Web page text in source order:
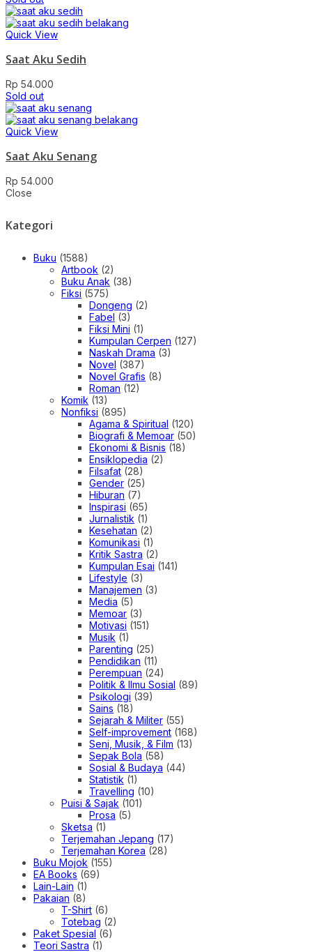
Quick View
Saat Aku Sedih
Rp 54.000
Sold out
Quick View
Saat Aku Senang
Rp 54.000
Close
Kategori
Buku (1588)
Artbook (2)
Buku Anak (38)
Fiksi (575)
Dongeng (2)
Fabel (3)
Fiksi Mini (1)
Kumpulan Cerpen (127)
Naskah Drama (3)
Novel (387)
Novel Grafis (8)
Roman (12)
Komik (13)
Nonfiksi (895)
Agama & Spiritual (120)
Biografi & Memoar (50)
Ekonomi & Bisnis (18)
Ensiklopedia (2)
Filsafat (28)
Gender (25)
Hiburan (7)
Inspirasi (65)
Jurnalistik (1)
Kesehatan (2)
Komunikasi (1)
Kritik Sastra (2)
Kumpulan Esai (141)
Lifestyle (3)
Manajemen (3)
Media (5)
Memoar (3)
Motivasi (151)
Musik (1)
Parenting (25)
Pendidikan (11)
Perempuan (24)
Politik & Ilmu Sosial (89)
Psikologi (39)
Sains (18)
Sejarah & Militer (55)
Self-improvement (168)
Seni, Musik, & Film (13)
Sepak Bola (58)
Sosial & Budaya (44)
Statistik (1)
Travelling (10)
Puisi & Sajak (101)
Prosa (5)
Sketsa (1)
Terjemahan Jepang (17)
Terjemahan Korea (28)
Buku Mojok (155)
EA Books (69)
Lain-Lain (1)
Pakaian (8)
T-Shirt (6)
Totebag (2)
Paket Spesial (6)
Teori Sastra (1)